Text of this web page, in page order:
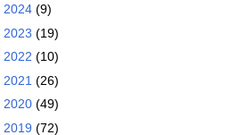
2024 (9)
2023 (19)
2022 (10)
2021 (26)
2020 (49)
2019 (72)